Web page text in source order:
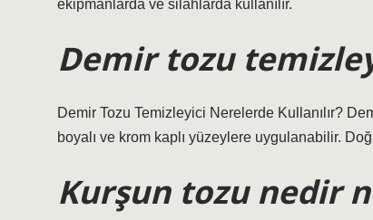
ekipmanlarda ve silahlarda kullanılır.
Demir tozu
Demir Tozu Temizleyici Nerelerde Kullanılır?
boyalı ve krom kaplı yüzeylere uygulanabilir.
Kurşun tozu nedir